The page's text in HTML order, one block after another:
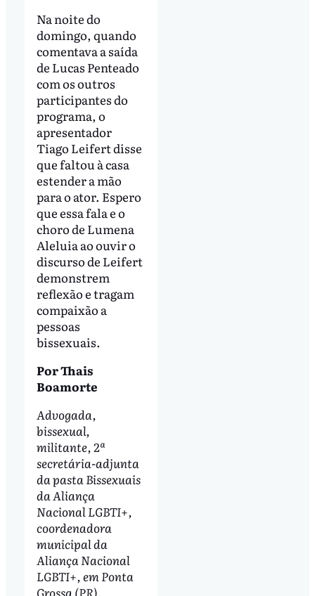
Na noite do
domingo, quando
comentava a saída
de Lucas Penteado
com os outros
participantes do
programa, o
apresentador
Tiago Leifert disse
que faltou à casa
estender a mão
para o ator. Espero
que essa fala e o
choro de Lumena
Aleluia ao ouvir o
discurso de Leifert
demonstrem
reflexão e tragam
compaixão a
pessoas
bissexuais.
Por Thais
Boamorte
Advogada,
bissexual,
militante, 2ª
secretária-adjunta
da pasta Bissexuais
da Aliança
Nacional LGBTI+,
coordenadora
municipal da
Aliança Nacional
LGBTI+, em Ponta
Grossa (PR).